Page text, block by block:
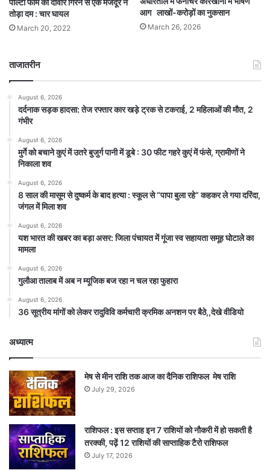
तोड़ा दम : चार घायल
March 20, 2022
आग लाखों-करोड़ों का नुकसान
March 26, 2026
ताजातरीन
August 6, 2026
दर्दनाक सड़क हादसा: तेज रफ्तार कार खड़े ट्रक से टकराई, 2 महिलाओं की मौत, 2
गंभीर
August 6, 2026
मुर्गे को बचाने कुएं में उतरे बुजुर्ग पानी में डूबे : 30 फीट गहरे कुएं में फंसे, ग्रामीणों ने
निकाला शव
August 6, 2026
8 साल की मासूम से दुष्कर्म के बाद हत्या : स्कूल से “पापा बुला रहे” कहकर ले गया दरिंदा,
जंगल में मिला शव
August 6, 2026
यश भारत की खबर का बड़ा असर: जिला पंचायत में गूंजा स्व सहायता समूह घोटाले का
मामला
August 6, 2026
गुलौआ तालाब में अब न म्यूजिक बज रहा न चल रहा फुहारा
August 6, 2026
36 सूत्रीय मांगों को लेकर रादुविवि कर्मचारी क्रमिक अनशन पर बैठे,,देखे वीडियो
अध्यात्म
मेष से मीन राशि तक आज का दैनिक राशिफल मेष राशि
July 29, 2026
राशिफल : इस सप्ताह इन 7 राशियों को नौकरी में हो सकती है
तरक्की, पढ़ें 12 राशियों की साप्ताहिक टैरो राशिफल
July 17, 2026